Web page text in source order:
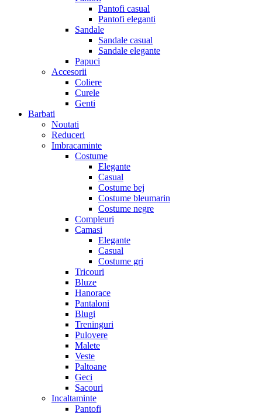
Pantofi casual
Pantofi eleganti
Sandale
Sandale casual
Sandale elegante
Papuci
Accesorii
Coliere
Curele
Genti
Barbati
Noutati
Reduceri
Imbracaminte
Costume
Elegante
Casual
Costume bej
Costume bleumarin
Costume negre
Compleuri
Camasi
Elegante
Casual
Costume gri
Tricouri
Bluze
Hanorace
Pantaloni
Blugi
Treninguri
Pulovere
Malete
Veste
Paltoane
Geci
Sacouri
Incaltaminte
Pantofi